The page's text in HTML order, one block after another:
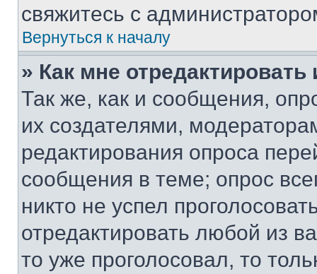
свяжитесь с
Вернуться к началу
» Как мне
Так же, как и сообщения,
их создателями,
редактирования опроса
сообщения в теме; опрос
никто не успел
отредактировать любой из
то уже проголосовал, то